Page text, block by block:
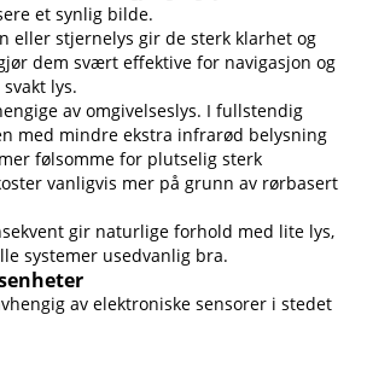
et synlig bilde.
eller stjernelys gir de sterk klarhet og
dem svært effektive for navigasjon og
lys.
av omgivelseslys. I fullstendig
med mindre ekstra infrarød belysning
følsomme for plutselig sterk
vanligvis mer på grunn av rørbasert
gir naturlige forhold med lite lys,
systemer usedvanlig bra.
av elektroniske sensorer i stedet